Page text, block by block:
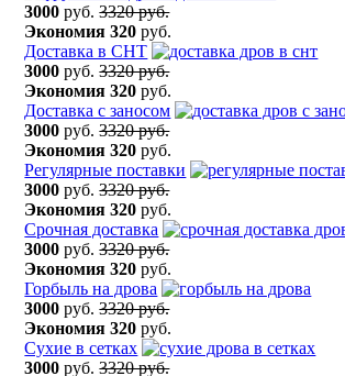
3000 руб.3320 руб.
Экономия 320 руб.
Доставка в СНТ
3000 руб.3320 руб.
Экономия 320 руб.
Доставка с заносом
3000 руб.3320 руб.
Экономия 320 руб.
Регулярные поставки
3000 руб.3320 руб.
Экономия 320 руб.
Срочная доставка
3000 руб.3320 руб.
Экономия 320 руб.
Горбыль на дрова
3000 руб.3320 руб.
Экономия 320 руб.
Сухие в сетках
3000 руб.3320 руб.